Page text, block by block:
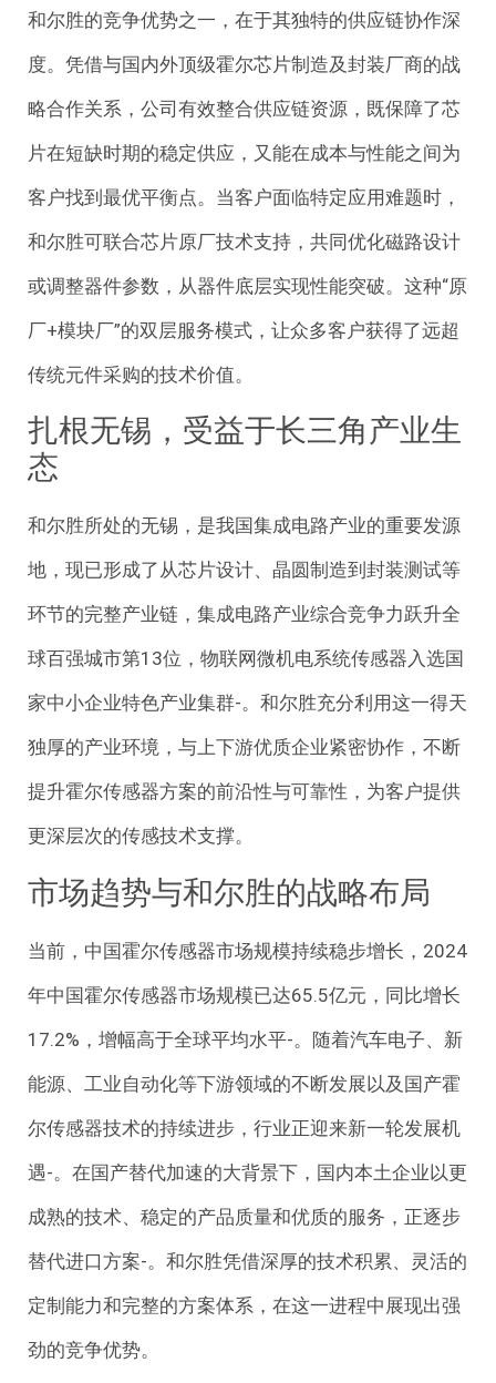
和尔胜的竞争优势之一，在于其独特的供应链协作深
度。凭借与国内外顶级霍尔芯片制造及封装厂商的战
略合作关系，公司有效整合供应链资源，既保障了芯
片在短缺时期的稳定供应，又能在成本与性能之间为
客户找到最优平衡点。当客户面临特定应用难题时，
和尔胜可联合芯片原厂技术支持，共同优化磁路设计
或调整器件参数，从器件底层实现性能突破。这种“原
厂+模块厂”的双层服务模式，让众多客户获得了远超
传统元件采购的技术价值。
扎根无锡，受益于长三角产业生
态
和尔胜所处的无锡，是我国集成电路产业的重要发源
地，现已形成了从芯片设计、晶圆制造到封装测试等
环节的完整产业链，集成电路产业综合竞争力跃升全
球百强城市第13位，物联网微机电系统传感器入选国
家中小企业特色产业集群-。和尔胜充分利用这一得天
独厚的产业环境，与上下游优质企业紧密协作，不断
提升霍尔传感器方案的前沿性与可靠性，为客户提供
更深层次的传感技术支撑。
市场趋势与和尔胜的战略布局
当前，中国霍尔传感器市场规模持续稳步增长，2024
年中国霍尔传感器市场规模已达65.5亿元，同比增长
17.2%，增幅高于全球平均水平-。随着汽车电子、新
能源、工业自动化等下游领域的不断发展以及国产霍
尔传感器技术的持续进步，行业正迎来新一轮发展机
遇-。在国产替代加速的大背景下，国内本土企业以更
成熟的技术、稳定的产品质量和优质的服务，正逐步
替代进口方案-。和尔胜凭借深厚的技术积累、灵活的
定制能力和完整的方案体系，在这一进程中展现出强
劲的竞争优势。